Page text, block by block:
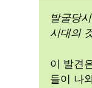
발굴당
시대의
이 발견
들이 나